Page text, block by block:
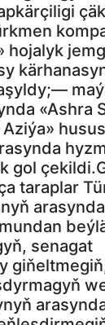
hojalyk
«Ashra
gol
taraplar
senagat